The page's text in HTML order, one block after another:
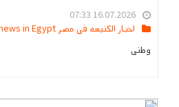
16.07.2026 07:33
اخبار الكنيسه في مصر Church news in Egypt
وطنى